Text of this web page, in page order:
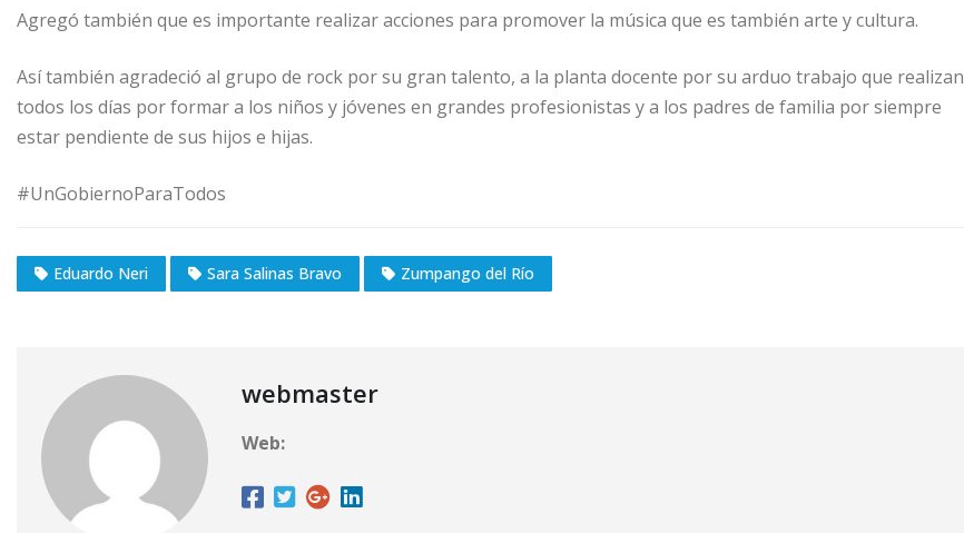
Agregó también que es importante realizar acciones para promover la música que es también arte y cultura.
Así también agradeció al grupo de rock por su gran talento, a la planta docente por su arduo trabajo que realizan
todos los días por formar a los niños y jóvenes en grandes profesionistas y a los padres de familia por siempre
estar pendiente de sus hijos e hijas.
#UnGobiernoParaTodos
Eduardo Neri Sara Salinas Bravo Zumpango del Río
webmaster
Web: